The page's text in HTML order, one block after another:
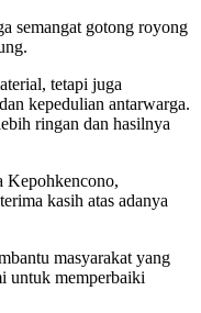
semangat gotong royong
tetapi juga
kepedulian antarwarga.
ringan dan hasilnya
Kepohkencono,
kasih atas adanya
masyarakat yang
untuk memperbaiki